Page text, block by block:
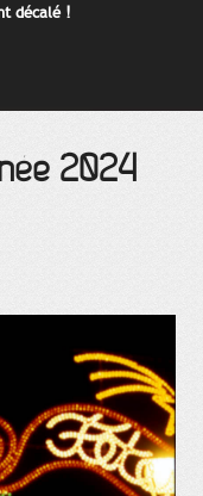
décalé !
2024